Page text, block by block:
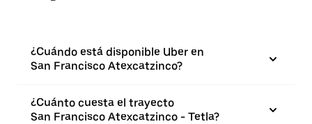
¿Cuándo está disponible Uber en
San Francisco Atexcatzinco?
¿Cuánto cuesta el trayecto
San Francisco Atexcatzinco - Tetla?